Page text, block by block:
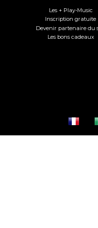
Les + Play-Music
Inscription gratuite
Devenir partenaire du
Les bons cadeaux